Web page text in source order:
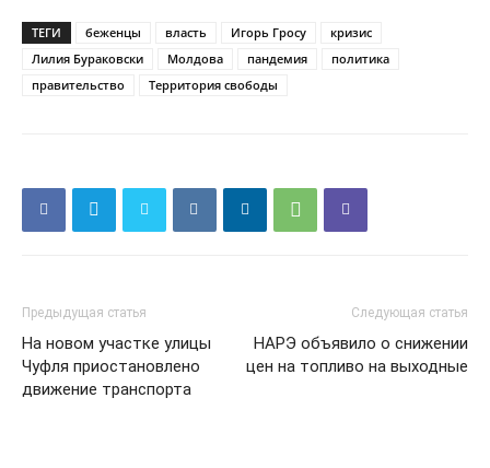
ТЕГИ беженцы власть Игорь Гросу
кризис
Лилия Бураковски
Молдова пандемия
политика
правительство
Территория свободы
Предыдущая статья
На новом участке улицы
Чуфля приостановлено
движение транспорта
Следующая статья
НАРЭ объявило о снижении
цен на топливо на выходные